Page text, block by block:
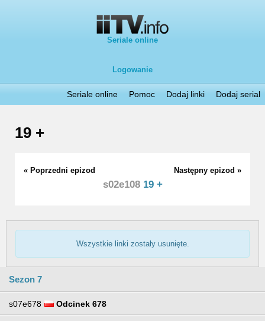
Seriale online
Logowanie
Seriale online Pomoc Dodaj linki Dodaj serial
19 +
« Poprzedni epizod Następny epizod »
s02e10819 +
Wszystkie linki zostały usunięte.
Sezon 7
s07e678 Odcinek 678